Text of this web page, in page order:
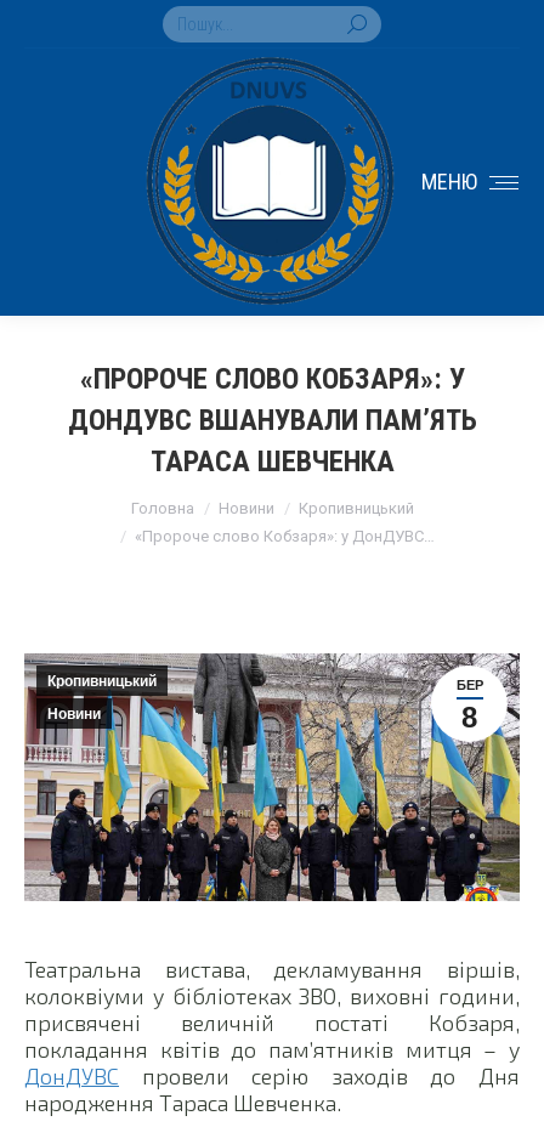
Search:
МЕНЮ
«ПРОРОЧЕ СЛОВО КОБЗАРЯ»: У
ДОНДУВС ВШАНУВАЛИ ПАМ’ЯТЬ
ТАРАСА ШЕВЧЕНКА
Головна Новини
Кропивницький
«Пророче слово Кобзаря»: у ДонДУВС…
БЕР
8
Кропивницький
Новини
Театральна вистава, декламування віршів,
колоквіуми у бібліотеках ЗВО, виховні години,
присвячені величній постаті Кобзаря,
покладання квітів до пам’ятників митця – у
ДонДУВС провели серію заходів до Дня
народження Тараса Шевченка.